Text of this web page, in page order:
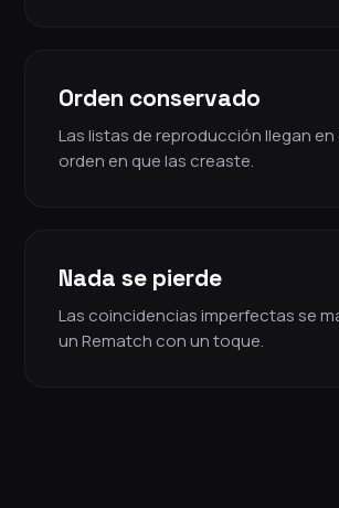
Orden conservado
Las listas de reproducción llegan en
orden en que las creaste.
Nada se pierde
Las coincidencias imperfectas se
un Rematch con un toque.